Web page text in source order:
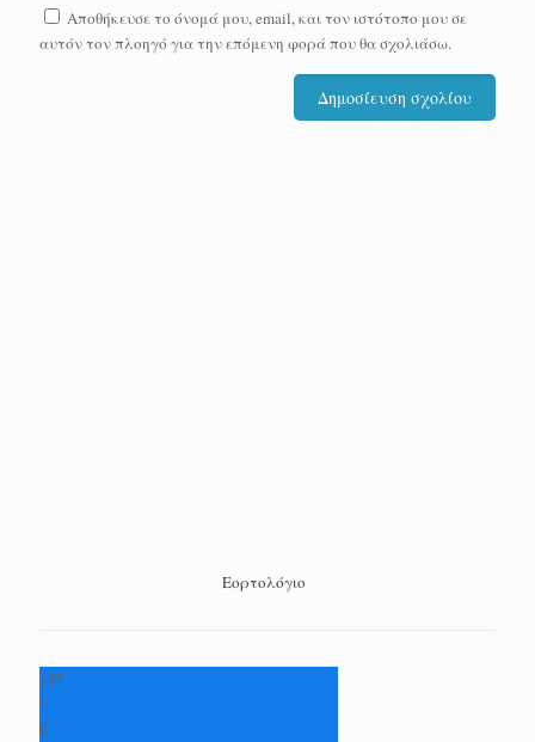
Αποθήκευσε το όνομά μου, email, και τον ιστότοπο μου σε
αυτόν τον πλοηγό για την επόμενη φορά που θα σχολιάσω.
Εορτολόγιο
+37
°
C